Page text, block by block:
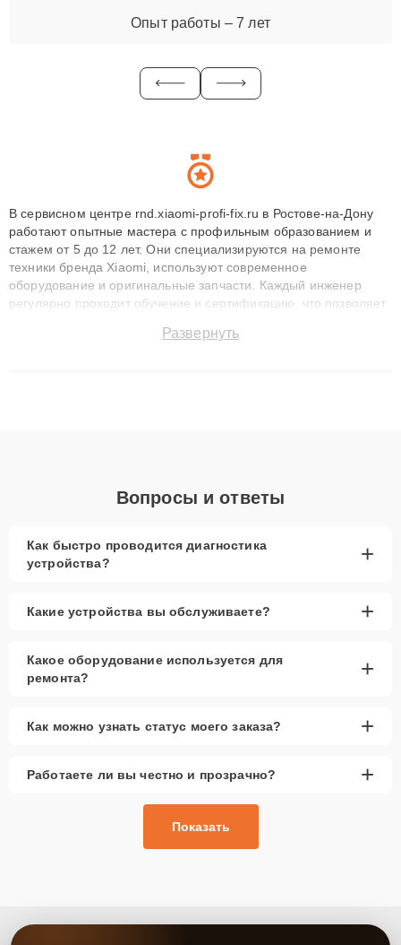
Опыт работы – 7 лет
В сервисном центре rnd.xiaomi-profi-fix.ru в Ростове-на-Дону
работают опытные мастера с профильным образованием и
стажем от 5 до 12 лет. Они специализируются на ремонте
техники бренда Xiaomi, используют современное
оборудование и оригинальные запчасти. Каждый инженер
регулярно проходит обучение и сертификацию, что позволяет
технику с сохранением гарантии до 3 лет. Наши мастера
Развернуть
Вопросы и ответы
Как быстро проводится диагностика
устройства?
+
Какие устройства вы обслуживаете? +
Какое оборудование используется для
ремонта?
+
Как можно узнать статус моего заказа? +
Работаете ли вы честно и прозрачно? +
Показать